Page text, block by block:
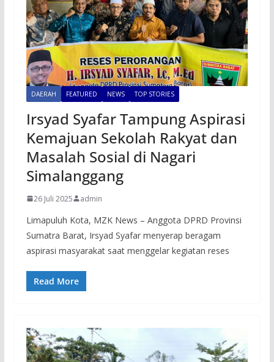
DAERAH FEATURED NEWS TOP STORIES
Irsyad Syafar Tampung Aspirasi
Kemajuan Sekolah Rakyat dan
Masalah Sosial di Nagari
Simalanggang
26 Juli 2025 admin
Limapuluh Kota, MZK News – Anggota DPRD Provinsi
Sumatra Barat, Irsyad Syafar menyerap beragam
aspirasi masyarakat saat menggelar kegiatan reses
Read More